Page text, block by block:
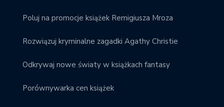
Poluj na promocje książek Remigiusza Mroza
Rozwiązuj kryminalne zagadki Agathy Christie
Odkrywaj nowe światy w książkach fantasy
Porównywarka cen książek